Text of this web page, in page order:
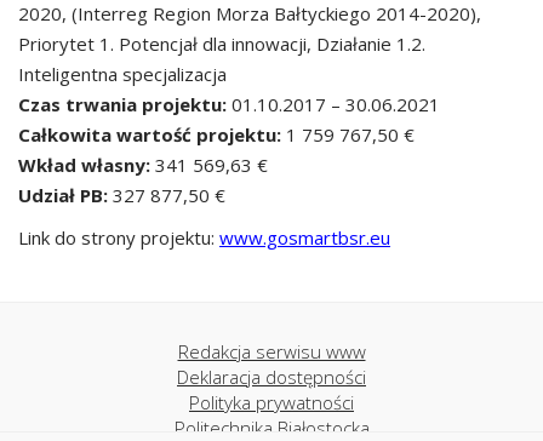
2020, (Interreg Region Morza Bałtyckiego 2014-2020),
Priorytet 1. Potencjał dla innowacji, Działanie 1.2.
Inteligentna specjalizacja
Czas trwania projektu: 01.10.2017 – 30.06.2021
Całkowita wartość projektu: 1 759 767,50 €
Wkład własny: 341 569,63 €
Udział PB: 327 877,50 €
Link do strony projektu: www.gosmartbsr.eu
Redakcja serwisu www
Deklaracja dostępności
Polityka prywatności
Politechnika Białostocka